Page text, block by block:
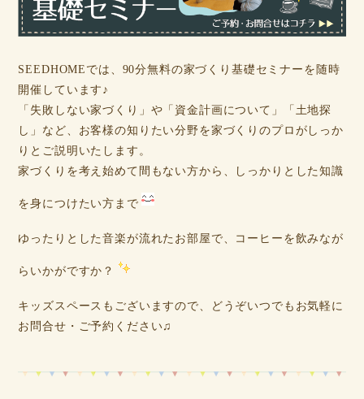
SEEDHOMEでは、90分無料の家づくり基礎セミナーを随時
開催しています♪
「失敗しない家づくり」や「資金計画について」「土地探
し」など、お客様の知りたい分野を家づくりのプロがしっか
りとご説明いたします。
家づくりを考え始めて間もない方から、しっかりとした知識
を身につけたい方まで
ゆったりとした音楽が流れたお部屋で、コーヒーを飲みなが
らいかがですか？
キッズスペースもございますので、どうぞいつでもお気軽に
お問合せ・ご予約ください♫